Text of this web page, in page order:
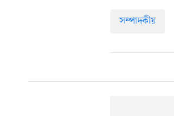
সম্পাদকীয়